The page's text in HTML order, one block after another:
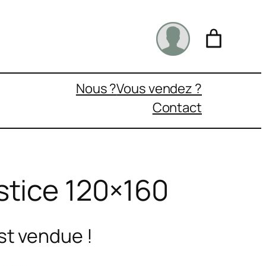
Nous ?Vous vendez ?
Contact
120×160
vendue !